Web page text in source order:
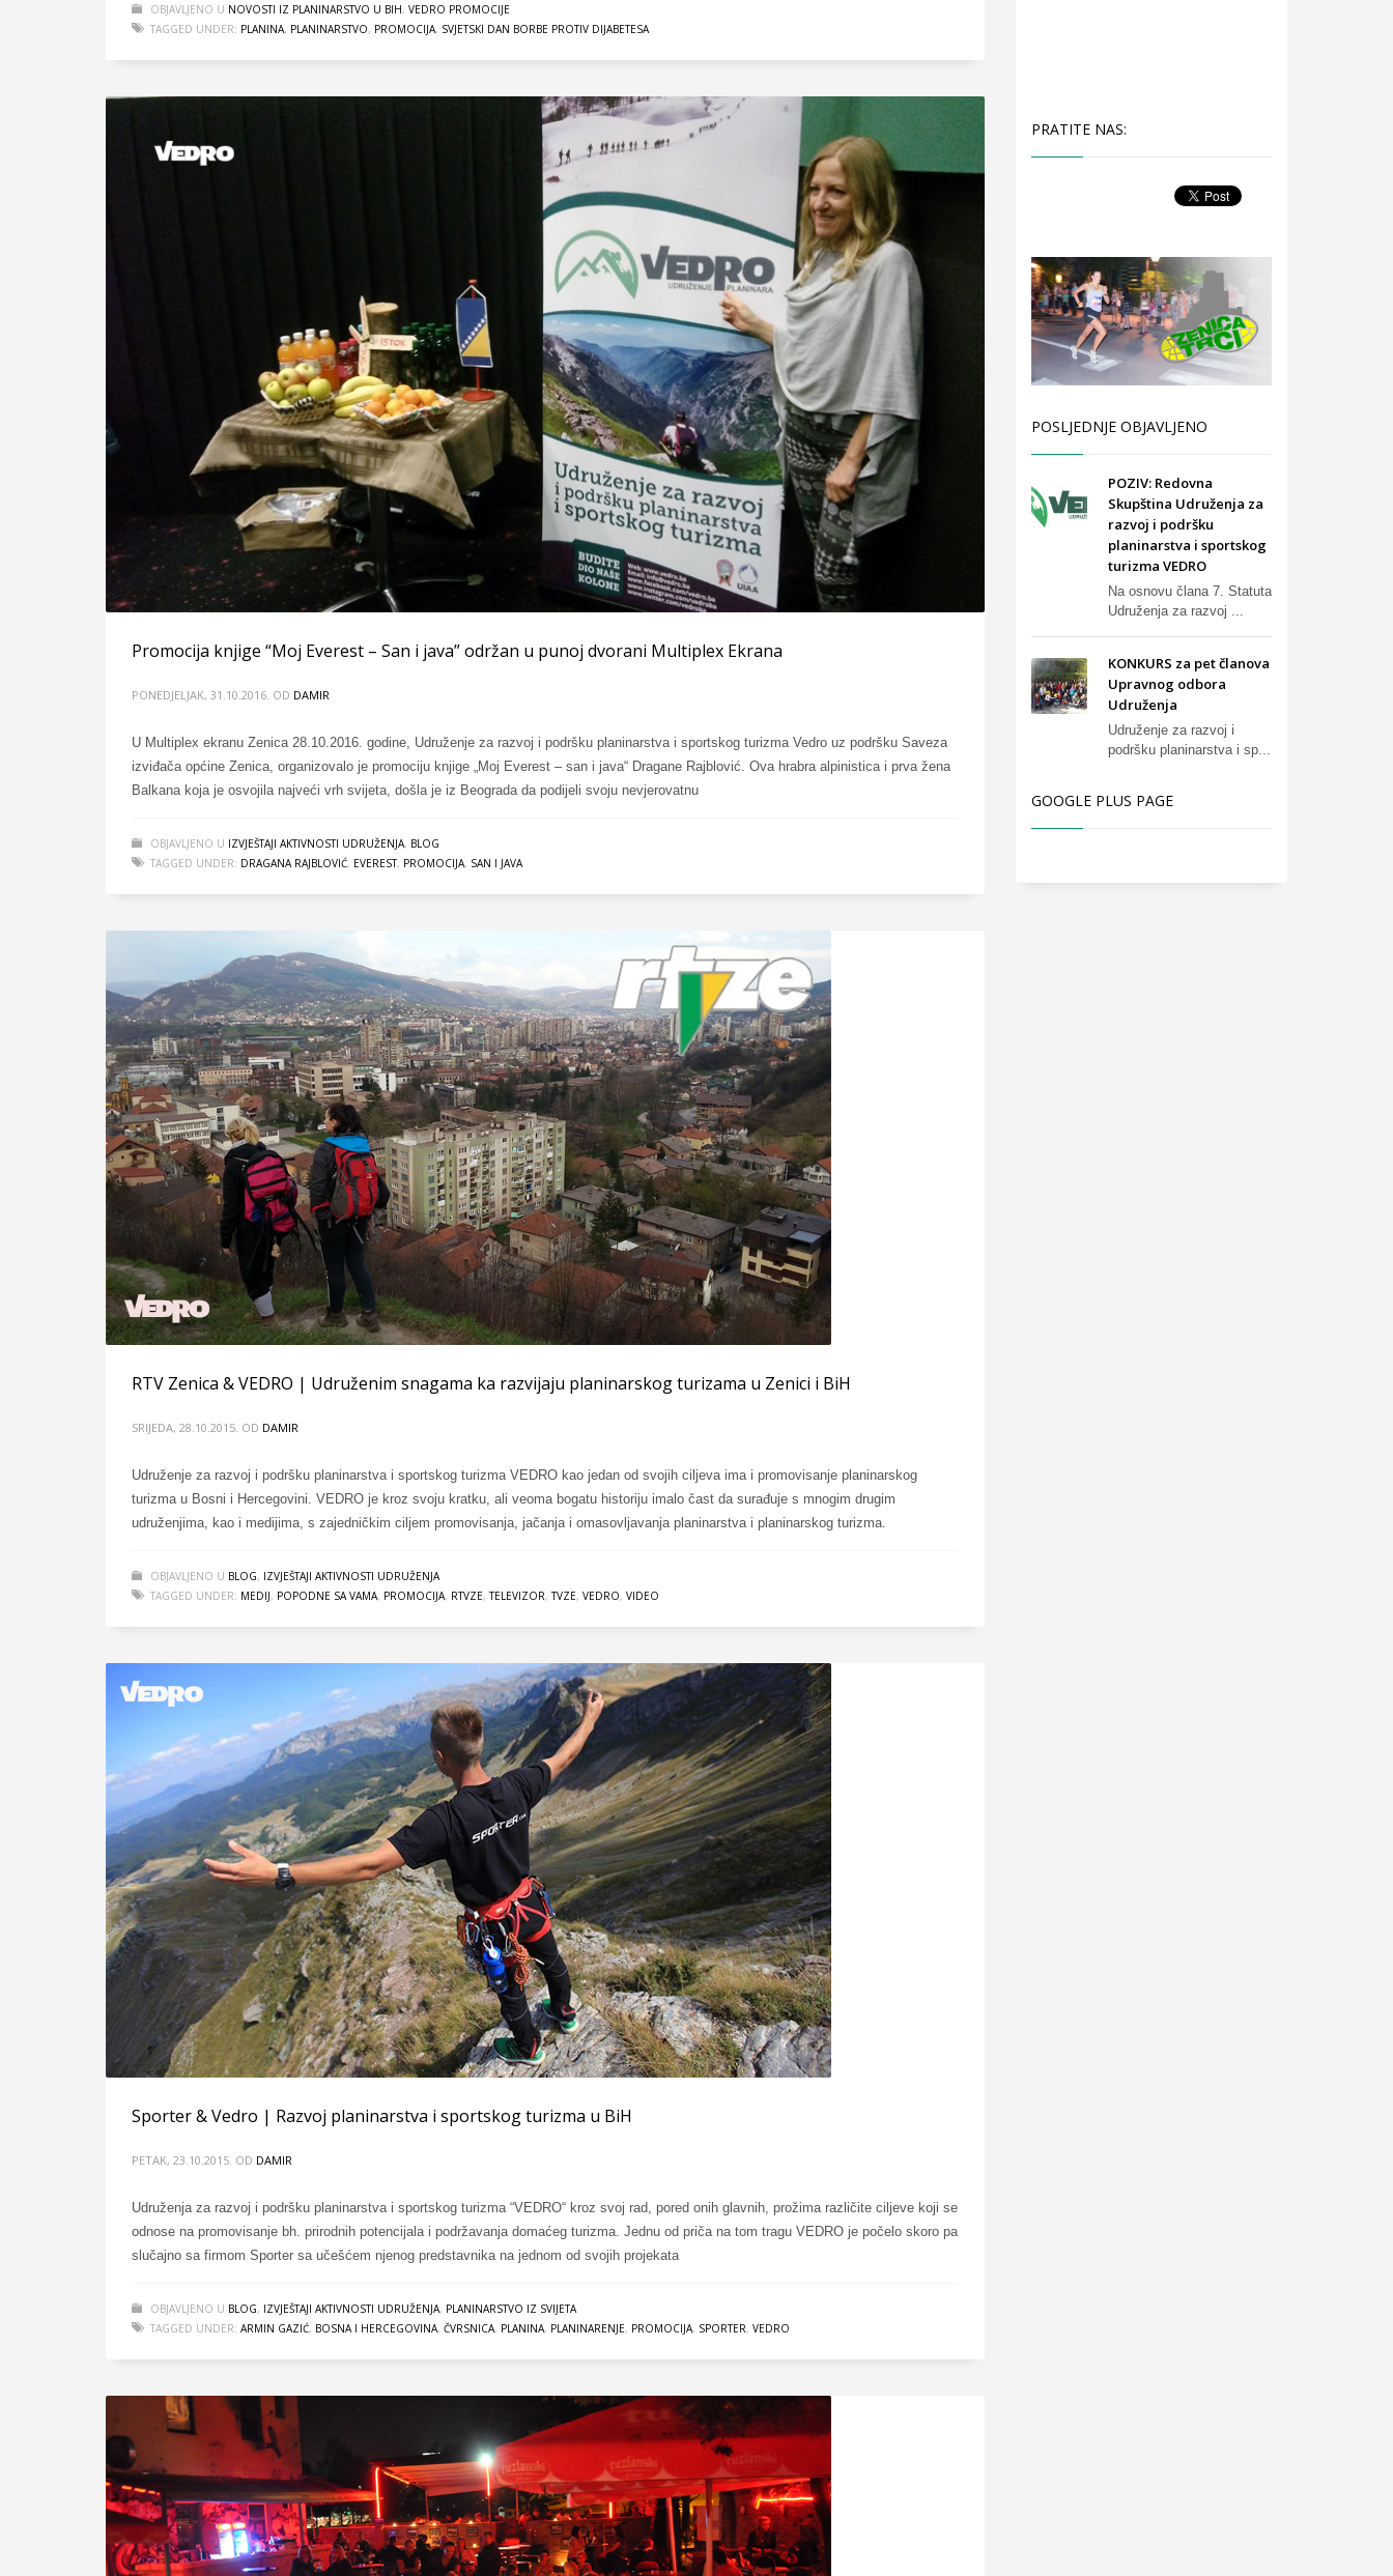
OBJAVLJENO U NOVOSTI IZ PLANINARSTVO U BIH, VEDRO PROMOCIJE
TAGGED UNDER: PLANINA, PLANINARSTVO, PROMOCIJA, SVJETSKI DAN BORBE PROTIV DIJABETESA
Promocija knjige “Moj Everest – San i java” održan u punoj dvorani Multiplex Ekrana
PONEDJELJAK, 31.10.2016. OD DAMIR
U Multiplex ekranu Zenica 28.10.2016. godine, Udruženje za razvoj i podršku planinarstva i sportskog turizma Vedro uz podršku Saveza
izviđača općine Zenica, organizovalo je promociju knjige „Moj Everest – san i java“ Dragane Rajblović. Ova hrabra alpinistica i prva žena
Balkana koja je osvojila najveći vrh svijeta, došla je iz Beograda da podijeli svoju nevjerovatnu
OBJAVLJENO U IZVJEŠTAJI AKTIVNOSTI UDRUŽENJA, BLOG
TAGGED UNDER: DRAGANA RAJBLOVIĆ, EVEREST, PROMOCIJA, SAN I JAVA
RTV Zenica & VEDRO | Udruženim snagama ka razvijaju planinarskog turizama u Zenici i BiH
SRIJEDA, 28.10.2015. OD DAMIR
Udruženje za razvoj i podršku planinarstva i sportskog turizma VEDRO kao jedan od svojih ciljeva ima i promovisanje planinarskog
turizma u Bosni i Hercegovini. VEDRO je kroz svoju kratku, ali veoma bogatu historiju imalo čast da surađuje s mnogim drugim
udruženjima, kao i medijima, s zajedničkim ciljem promovisanja, jačanja i omasovljavanja planinarstva i planinarskog turizma.
OBJAVLJENO U BLOG, IZVJEŠTAJI AKTIVNOSTI UDRUŽENJA
TAGGED UNDER: MEDIJ, POPODNE SA VAMA, PROMOCIJA, RTVZE,TELEVIZOR,TVZE, VEDRO, VIDEO
Sporter & Vedro | Razvoj planinarstva i sportskog turizma u BiH
PETAK, 23.10.2015. OD DAMIR
Udruženja za razvoj i podršku planinarstva i sportskog turizma “VEDRO“ kroz svoj rad, pored onih glavnih, prožima različite ciljeve koji se
odnose na promovisanje bh. prirodnih potencijala i podržavanja domaćeg turizma. Jednu od priča na tom tragu VEDRO je počelo skoro pa
slučajno sa firmom Sporter sa učešćem njenog predstavnika na jednom od svojih projekata
OBJAVLJENO U BLOG, IZVJEŠTAJI AKTIVNOSTI UDRUŽENJA, PLANINARSTVO IZ SVIJETA
TAGGED UNDER: ARMIN GAZIĆ, BOSNA I HERCEGOVINA, ČVRSNICA, PLANINA, PLANINARENJE, PROMOCIJA, SPORTER, VEDRO
PRATITE NAS:
POSLJEDNJE OBJAVLJENO
POZIV: Redovna
Skupština Udruženja za
razvoj i podršku
planinarstva i sportskog
turizma VEDRO
Na osnovu člana 7. Statuta
Udruženja za razvoj ...
KONKURS za pet članova
Upravnog odbora
Udruženja
Udruženje za razvoj i
podršku planinarstva i sp...
GOOGLE PLUS PAGE